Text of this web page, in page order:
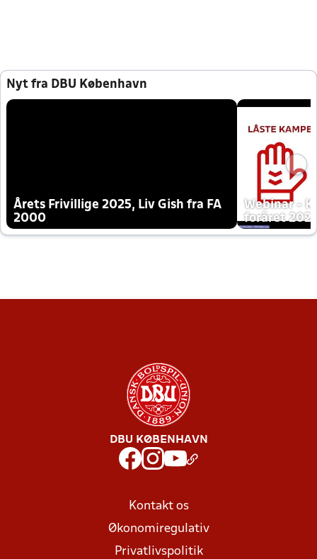
Nyt fra DBU København
Årets Frivillige 2025, Liv Gish fra FA
2000
Webinar -
foråret
DBU KØBENHAVN
Kontakt os
Økonomiregulativ
Privatlivspolitik